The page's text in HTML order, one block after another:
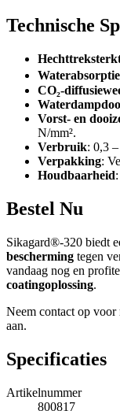
Technische
Waterabsorptie
CO₂-
Vorst- en
N/mm².
Verbruik: 0,3
Verpakking:
Houdbaarheid
Bestel Nu
Sikagard®-320 biedt
bescherming tegen
vandaag nog en
coatingoplossing.
Neem contact op
aan.
Specificaties
Artikelnummer
800817